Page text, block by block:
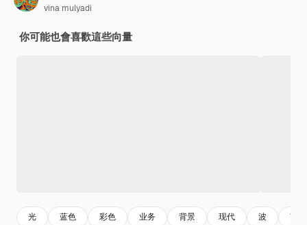
vina mulyadi
你可能也會喜歡這些向量
光 蓝色 彩色 业务 背景 现代 波 艺术